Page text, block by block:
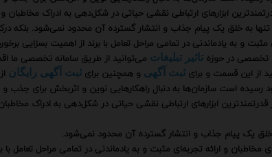
ابزارهای ارتباطی نقشی حیاتی در شکل‌دهی به ادراک مخاطبان
به خلق یک پیام جذاب و انتشار گسترده آن محدود نمی‌شود. بلکه
و به یادماندنی در تمامی مراحل تعامل با برند از اهمیت بسزایی
تخصصی در حوزه تاثیر تبلیغات می‌توانید از طریق سامانه تخصصی ما
از این قسمت و برای ثبت آگهی و همچنین برای ثبت آگهی رایگان
رسیده است سازمان‌ها به دنبال راهکارهایی نوین و اثربخش برای
ابزارهای ارتباطی نقشی حیاتی در شکل‌دهی به ادراک
خلق یک پیام جذاب و انتشار گسترده آن محدود نمی‌شود.
و ارائه تجربه‌ای مثبت و به یادماندنی در تمامی مراحل تعامل با